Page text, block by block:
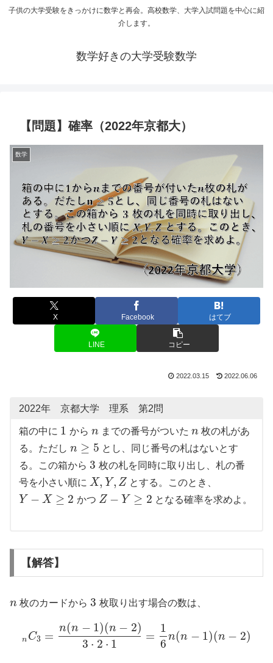
子供の大学受験をきっかけに数学と再会。高校数学、大学入試問題を中心に紹
介します。
数学好きの大学受験数学
【問題】確率（2022年京都大）
数学
X Facebook はてブ
LINE コピー
2022.03.15 2022.06.06
2022年 京都大学 理系 第2問
箱の中に 1 から nまでの番号がついた n 枚の札があ
る。ただし n ≥ 5 とし、同じ番号の札はないとす
る。この箱から 3 枚の札を同時に取り出し、札の番
号を小さい順に X, Y, Z とする。このとき、
Y − X ≥ 2 かつ Z − Y ≥ 2 となる確率を求めよ。
【解答】
n 枚のカードから 3 枚取り出す場合の数は、
n C3 =
n(n − 1)(n − 2)
3 ⋅ 2 ⋅ 1
=
1
6
n(n − 1)(n − 2)